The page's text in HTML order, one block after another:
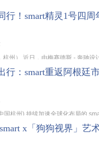
行！smart精灵1号四
杭州） 近日，由梅赛德斯 - 奔驰设
行：smart重返阿根廷
国杭州) 持续加速全球化布局的
x「狗狗视界」艺